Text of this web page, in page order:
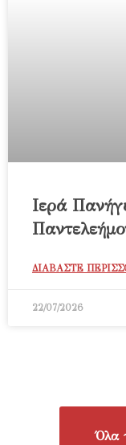
Ιερά
ΔΙΑΒΑΣΤΕ
22/07/2026
Όλα